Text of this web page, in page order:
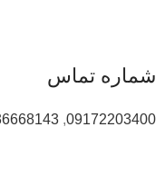
شماره تماس
09172203400
,